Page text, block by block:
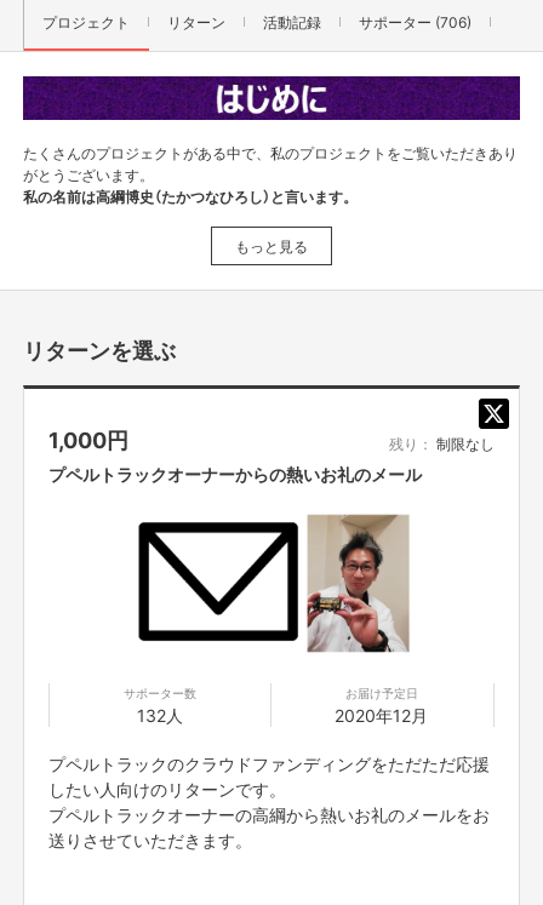
プロジェクト リターン 活動記録 サポーター (706)
たくさんのプロジェクトがある中で、私のプロジェクトをご覧いただきあり
がとうございます。
私の名前は高綱博史（たかつなひろし）と言います。
2005年より大手物流企業に新卒から15年勤めていましたが、このプロジェ
クトを実現するために9月末に退社をしました。
トラックで移動する『光る絵本展』を実現させたい！
🔻プペルトラック とは？ (YouTube動画)
🔻【対談LIVE】なぜトラックなのか？
https://youtu.be/P6JIgZSQ3_M
🔻【KATARUBA 】プペルトラックへの想いを深堀り(YouTube動画)
https://youtu.be/KEXPQJpkMZU
西野さん所有の60センチ角の光る絵本パネル現物をお借りし、プペルバス
の弟として、全国に光る絵本展を届けるトラックを作ります！
🔻Facebook プペルトラック コミュニティページ
もっと見る
リターンを選ぶ
1,000円 残り： 制限なし
プペルトラックオーナーからの熱いお礼のメール
サポーター数
132人
お届け予定日
2020年12月
プペルトラックのクラウドファンディングをただただ応援
したい人向けのリターンです。
プペルトラックオーナーの高綱から熱いお礼のメールをお
送りさせていただきます。